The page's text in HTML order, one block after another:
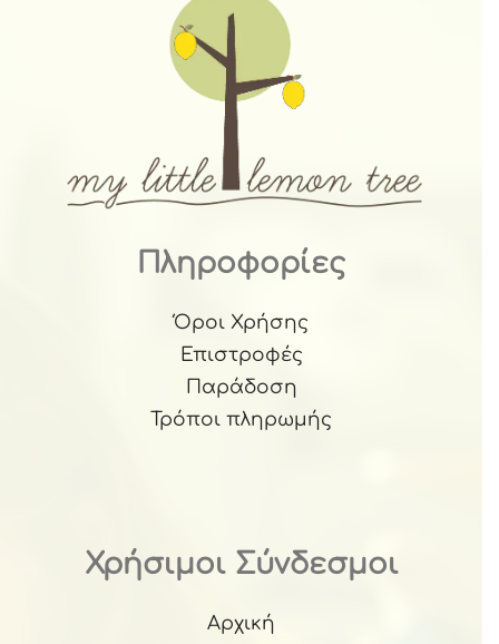
Πληροφορίες
Όροι Χρήσης
Επιστροφές
Παράδοση
Τρόποι πληρωμής
Χρήσιμοι Σύνδεσμοι
Αρχική